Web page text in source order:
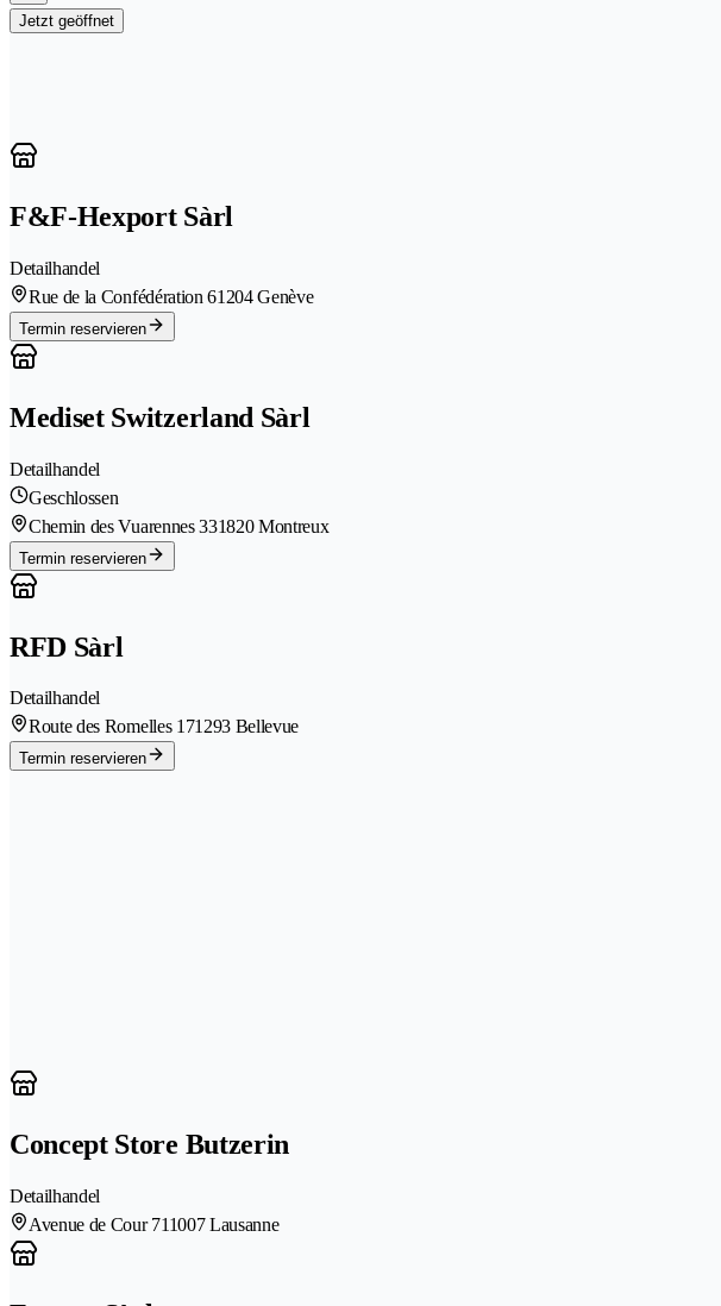
Jetzt geöffnet
F&F-Hexport Sàrl
Detailhandel
Rue de la Confédération 61204 Genève
Termin reservieren
Mediset Switzerland Sàrl
Detailhandel
Geschlossen
Chemin des Vuarennes 331820 Montreux
Termin reservieren
RFD Sàrl
Detailhandel
Route des Romelles 171293 Bellevue
Termin reservieren
Concept Store Butzerin
Detailhandel
Avenue de Cour 711007 Lausanne